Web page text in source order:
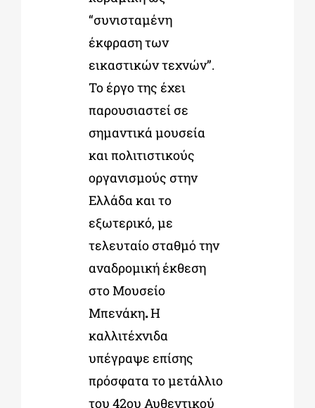
“συνισταμένη
έκφραση των
εικαστικών τεχνών”.
Το έργο της έχει
παρουσιαστεί σε
σημαντικά μουσεία
και πολιτιστικούς
οργανισμούς στην
Ελλάδα και το
εξωτερικό, με
τελευταίο σταθμό την
αναδρομική έκθεση
στο Μουσείο
Μπενάκη.H
καλλιτέχνιδα
υπέγραψε επίσης
πρόσφατα το μετάλλιο
του 42ου Αυθεντικού